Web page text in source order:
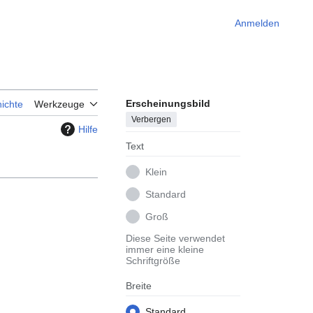
Anmelden
Werkzeuge Erscheinungsbild
Verbergen
Text
Klein
Standard
Groß
Diese Seite verwendet
immer eine kleine
Schriftgröße
Breite
Hilfe